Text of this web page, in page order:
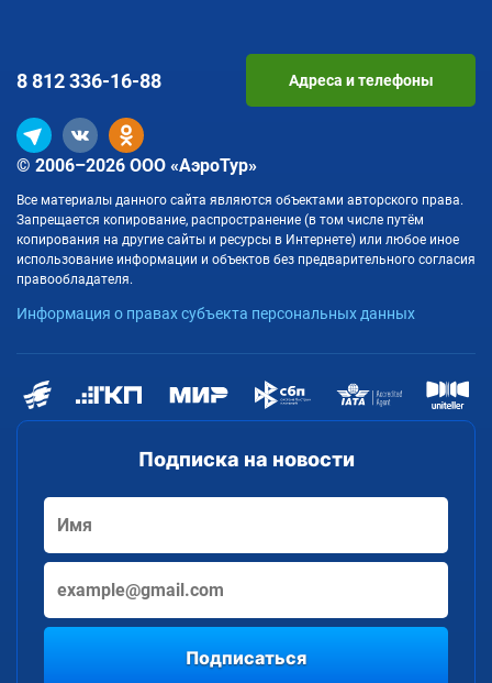
Подписка на новости
Подписаться
© 2006–2026 ООО «АэроТур»
Все материалы данного сайта являются объектами авторского права.
Запрещается копирование, распространение (в том числе путём
копирования на другие сайты и ресурсы в Интернете) или любое иное
использование информации и объектов без предварительного согласия
правообладателя.
Информация о правах субъекта персональных данных
8 812336-16-88 Адреса и телефоны